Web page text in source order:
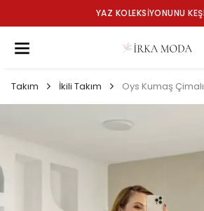
YAZ KOLEKSİYONUNU
Takım İkili Takım Oys Kumaş